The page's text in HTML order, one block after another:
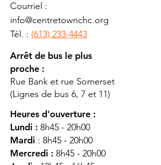
Courriel :
info@centretownchc.org
Tél. : (613) 233-4443
Arrêt de bus le plus
proche :
Rue Bank et rue Somerset
(Lignes de bus 6, 7 et 11)
Heures d'ouverture :
Lundi : 8h45 - 20h00
Mardi : 8h45 - 20h00
Mercredi : 8h45 - 20h00